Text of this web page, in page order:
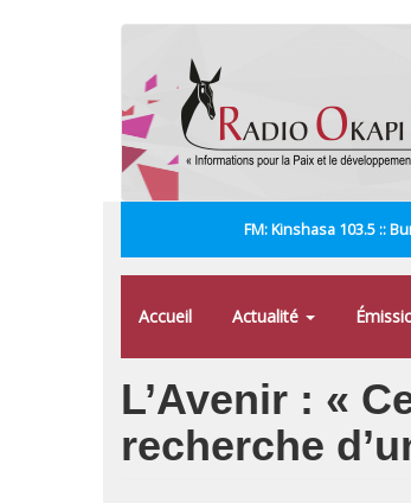
FM: Kinshasa 103.5 ::
Accueil Actualité
L’Avenir : «
recherche